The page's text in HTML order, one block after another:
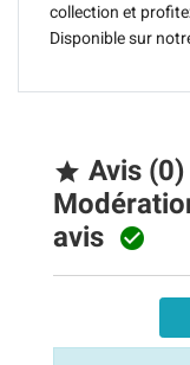
collection et
Disponible sur
 Avis (0)
avis 